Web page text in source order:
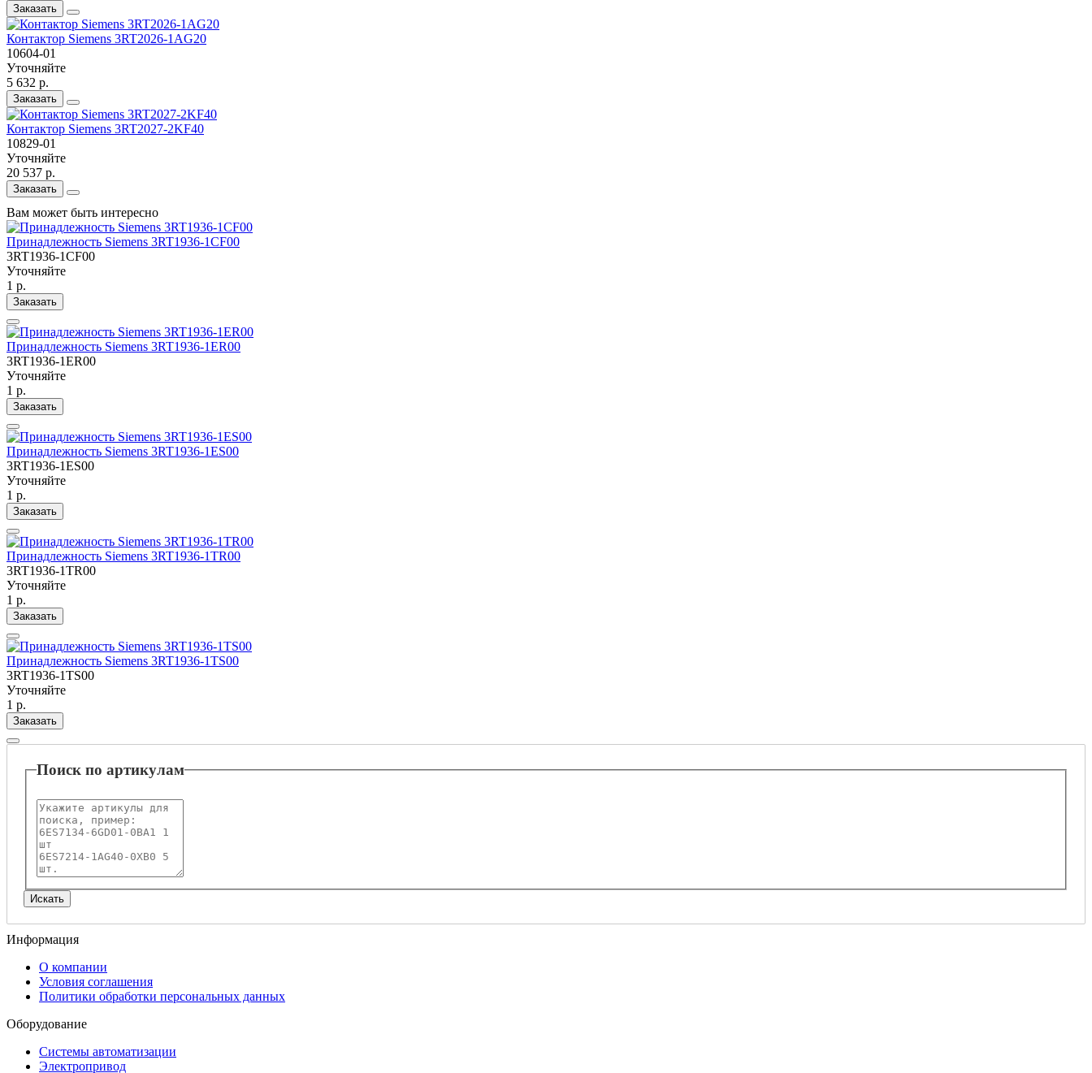
Заказать
Контактор Siemens 3RT2026-1AG20
10604-01
Уточняйте
5 632 р.
Заказать
Контактор Siemens 3RT2027-2KF40
10829-01
Уточняйте
20 537 р.
Заказать
Вам может быть интересно
Принадлежность Siemens 3RT1936-1CF00
3RT1936-1CF00
Уточняйте
1 р.
Заказать
Принадлежность Siemens 3RT1936-1ER00
3RT1936-1ER00
Уточняйте
1 р.
Заказать
Принадлежность Siemens 3RT1936-1ES00
3RT1936-1ES00
Уточняйте
1 р.
Заказать
Принадлежность Siemens 3RT1936-1TR00
3RT1936-1TR00
Уточняйте
1 р.
Заказать
Принадлежность Siemens 3RT1936-1TS00
3RT1936-1TS00
Уточняйте
1 р.
Заказать
Поиск по артикулам
Информация
О компании
Условия соглашения
Политики обработки персональных данных
Оборудование
Системы автоматизации
Электропривод